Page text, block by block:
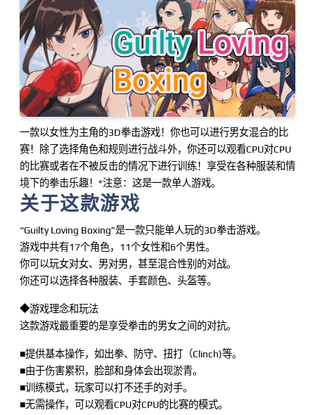
一款以女性为主角的3D拳击游戏！你也可以进行男女混合的比
赛！除了选择角色和规则进行战斗外，你还可以观看CPU对CPU
的比赛或者在不被反击的情况下进行训练！享受在各种服装和情
境下的拳击乐趣！*注意：这是一款单人游戏。
关于这款游戏
“Guilty Loving Boxing”是一款只能单人玩的3D拳击游戏。
游戏中共有17个角色，11个女性和6个男性。
你可以玩女对女、男对男，甚至混合性别的对战。
你还可以选择各种服装、手套颜色、头盔等。
◆游戏理念和玩法
这款游戏最重要的是享受拳击的男女之间的对抗。
■提供基本操作，如出拳、防守、扭打（Clinch)等。
■由于伤害累积，脸部和身体会出现淤青。
■训练模式，玩家可以打不还手的对手。
■无需操作，可以观看CPU对CPU的比赛的模式。